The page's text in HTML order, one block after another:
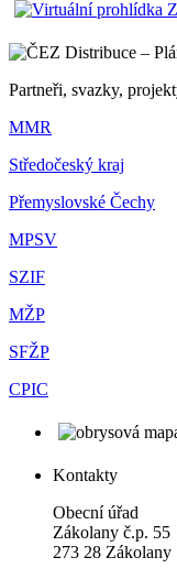
Partneři, svazky,
MMR
Středočeský kraj
Přemyslovské Čechy
MPSV
SZIF
MŽP
SFŽP
CPIC
Kontakty
Obecní úřad
Zákolany č.p. 55
273 28 Zákolany